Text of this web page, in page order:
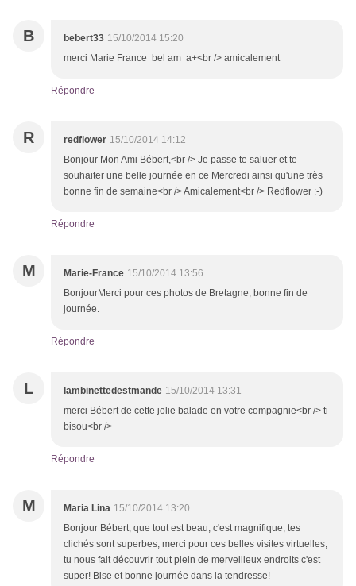
B bebert33 15/10/2014 15:20
merci Marie France bel am a+<br /> amicalement
Répondre
R redflower 15/10/2014 14:12
Bonjour Mon Ami Bébert,<br /> Je passe te saluer et te
souhaiter une belle journée en ce Mercredi ainsi qu'une très
bonne fin de semaine<br /> Amicalement<br /> Redflower :-)
Répondre
M Marie-France 15/10/2014 13:56
BonjourMerci pour ces photos de Bretagne; bonne fin de
journée.
Répondre
L lambinettedestmande 15/10/2014 13:31
merci Bébert de cette jolie balade en votre compagnie<br /> ti
bisou<br />
Répondre
M Maria Lina 15/10/2014 13:20
Bonjour Bébert, que tout est beau, c'est magnifique, tes
clichés sont superbes, merci pour ces belles visites virtuelles,
tu nous fait découvrir tout plein de merveilleux endroits c'est
super! Bise et bonne journée dans la tendresse!